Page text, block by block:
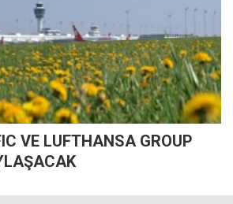
VE LUFTHANSA GROUP